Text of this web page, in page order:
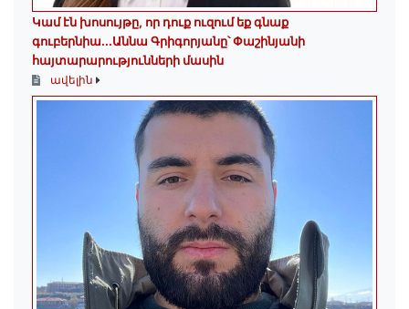
Կամ էն խոսույթը, որ դուք ուզում եք գնաք
գուբերնիա...Աննա Գրիգորյանը՝ Փաշինյանի
հայտարարությունների մասին
ավելին